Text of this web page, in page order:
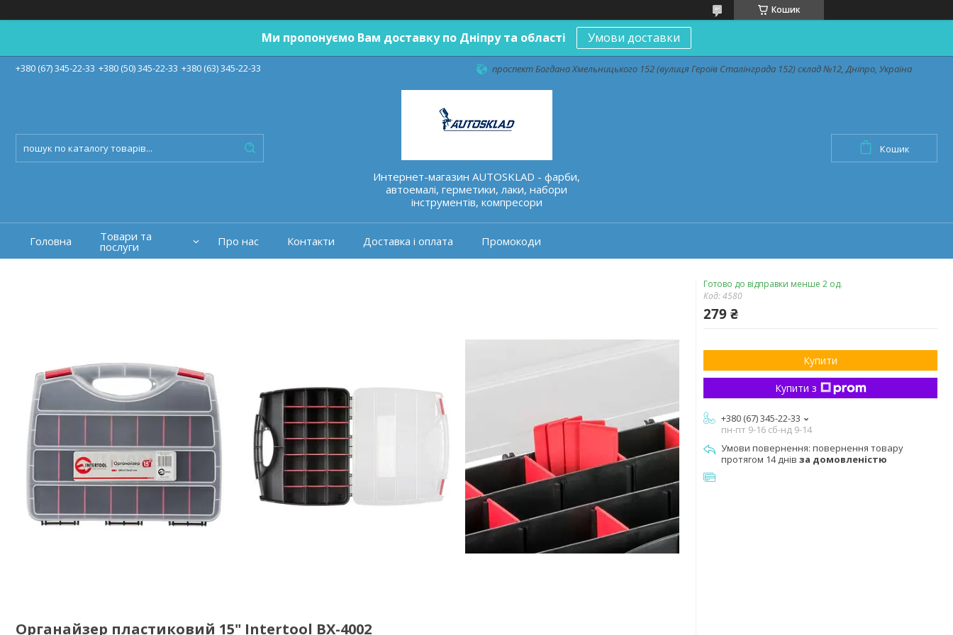
Кошик
Ми пропонуємо Вам доставку по Дніпру та області Умови доставки
+380 (67) 345-22-33 +380 (50) 345-22-33 +380 (63) 345-22-33 проспект Богдана Хмельницького 152 (вулиця Героїв Сталінграда 152) склад №12, Дніпро, Україна
Интернет-магазин AUTOSKLAD - фарби,
автоемалі, герметики, лаки, набори
інструментів, компресори
Кошик
Головна Товари та
послуги Про нас Контакти Доставка і оплата Промокоди
Органайзер пластиковий 15" Intertool BX-4002
Готово до відправки менше 2 од.
Код:4580
279 ₴
Купити
Купити з
+380 (67) 345-22-33
пн-пт 9-16 сб-нд 9-14
повернення товару
протягом 14 днів за домовленістю